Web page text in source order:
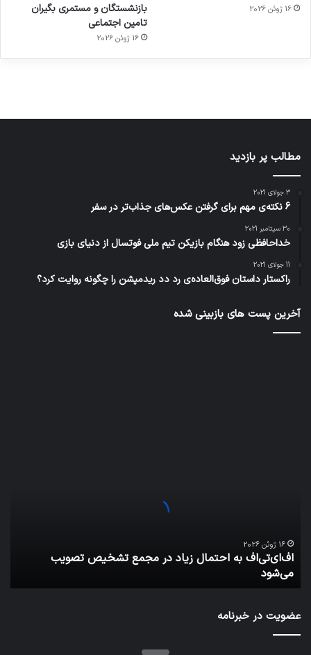
16 ژوئن 2026
بازنشستگان و مستمری بگیران
تامین اجتماعی
16 ژوئن 2026
توسط
هوشمند
توسط
ژاکت
در
توسط
مطالب پر بازدید
3 جولای 2021
6 نکته‌ی مهم برای گرفتن عکس‌های جذاب‌تر در سفر
30 سپتامبر 2021
خداحافظی زود هنگام بازیکن تیم ملی فوتسال از دنیای بازی
11 جولای 2021
راکستار داستان فوق‌العاده‌ی رد دد ریدمپشن را چگونه روایت کرد؟
آخرین پست های بازبینی شده
تصویب
می‌شود
16 ژوئن 2026
اف‌ای‌تی‌اف به احتمال زیاد در مجمع تشخیص تصویب
می‌شود
عضویت در خبرنامه